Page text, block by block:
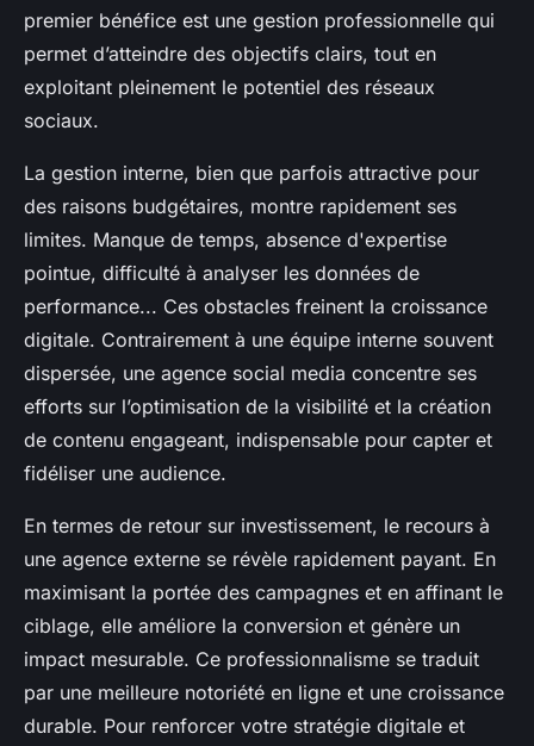
premier bénéfice est une gestion professionnelle qui
permet d’atteindre des objectifs clairs, tout en
exploitant pleinement le potentiel des réseaux
sociaux.
La gestion interne, bien que parfois attractive pour
des raisons budgétaires, montre rapidement ses
limites. Manque de temps, absence d'expertise
pointue, difficulté à analyser les données de
performance... Ces obstacles freinent la croissance
digitale. Contrairement à une équipe interne souvent
dispersée, une agence social media concentre ses
efforts sur l’optimisation de la visibilité et la création
de contenu engageant, indispensable pour capter et
fidéliser une audience.
En termes de retour sur investissement, le recours à
une agence externe se révèle rapidement payant. En
maximisant la portée des campagnes et en affinant le
ciblage, elle améliore la conversion et génère un
impact mesurable. Ce professionnalisme se traduit
par une meilleure notoriété en ligne et une croissance
durable. Pour renforcer votre stratégie digitale et